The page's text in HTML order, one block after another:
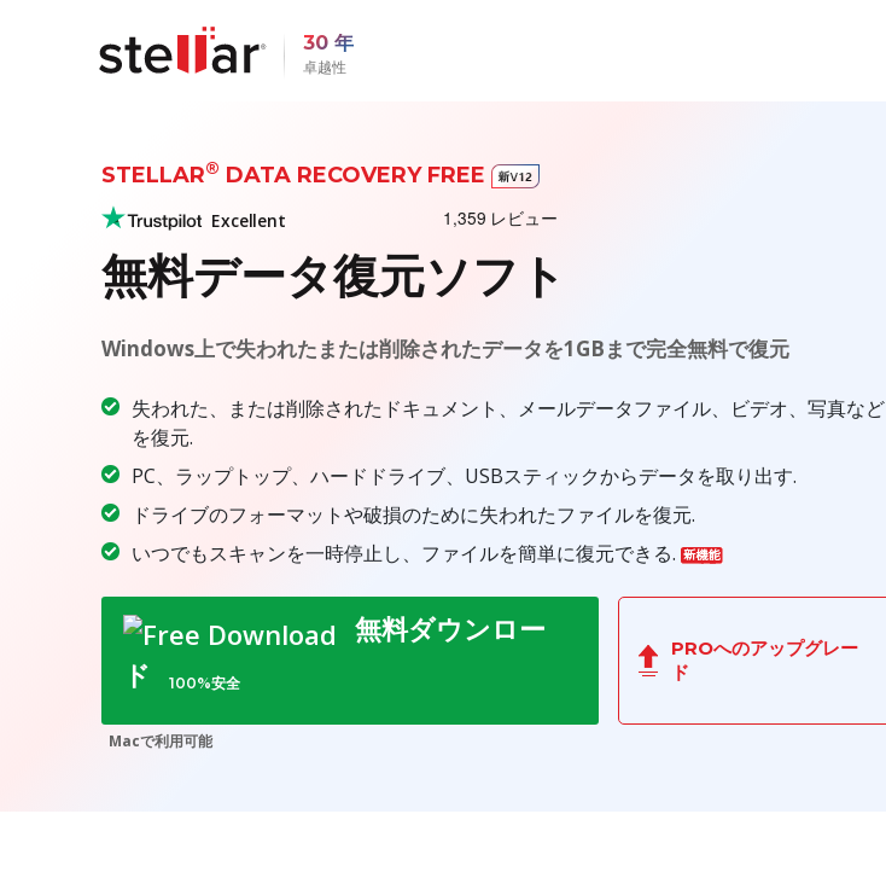
30 年
卓越性
STELLAR® DATA RECOVERY FREE
Excellent
無料データ復元ソフト
Windows上で失われたまたは削除されたデータを1GBまで完全無料で復元
失われた、または削除されたドキュメント、メールデータファイル、ビデオ、写真など
を復元.
PC、ラップトップ、ハードドライブ、USBスティックからデータを取り出す.
ドライブのフォーマットや破損のために失われたファイルを復元.
いつでもスキャンを一時停止し、ファイルを簡単に復元できる.
無料ダウンロー
ド
100%安全
PROへのアップグレー
ド
Macで利用可能